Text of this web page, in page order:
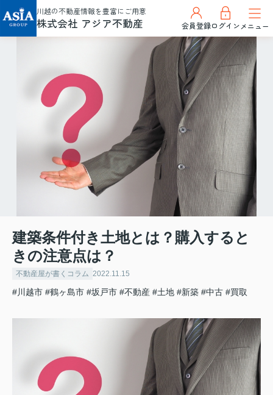
川越の不動産情報を豊富にご用意
株式会社 アジア不動産 会員登録ログインメニュー
建築条件付き土地とは？購入すると
きの注意点は？
不動産屋が書くコラム 2022.11.15
#川越市 #鶴ヶ島市 #坂戸市 #不動産 #土地 #新築 #中古 #買取